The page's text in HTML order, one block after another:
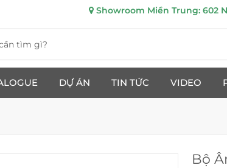
Showroom Miền Trung: 602
DỰ ÁN TIN TỨC VIDEO
Bộ